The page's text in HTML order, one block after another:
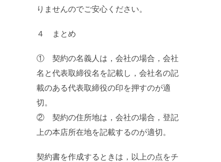
りませんのでご安心ください。
４ まとめ
① 契約の名義人は，会社の場合，会社
名と代表取締役名を記載し，会社名の記
載のある代表取締役の印を押すのが適
切。
② 契約の住所地は，会社の場合，登記
上の本店所在地を記載するのが適切。
契約書を作成するときは，以上の点をチ